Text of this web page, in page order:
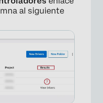
al siguiente